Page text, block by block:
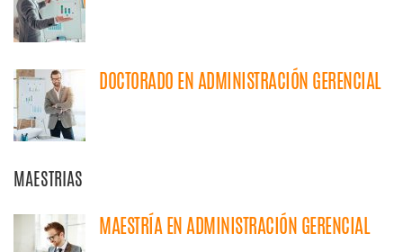
DOCTORADO EN ADMINISTRACIÓN GERENCIAL
MAESTRIAS
MAESTRÍA EN ADMINISTRACIÓN GERENCIAL